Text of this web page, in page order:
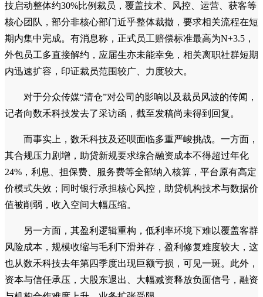
技启动整体约30%比例裁员，覆盖技术、风控、运营、获客等
核心团队，部分非核心部门近乎整体裁撤，要求相关流程在短
期内集中完成。有消息称，正式员工赔偿标准最高为N+3.5，
外包员工多直接解约，应届生亦未能幸免，相关离职社群短期
内迅速扩容，印证裁员范围较广、力度较大。
对于分众传媒“清仓”对公司的影响以及裁员风波的传闻，
记者向数禾科技发去了采访函，截至发稿尚未得到回复。
而事实上，数禾科技及还呗面临多重严峻挑战。一方面，
其合规压力剧增，助贷新规要求综合融资成本不得超过年化
24%，利息、担保费、服务费等全部纳入核算，平台原有高定
价模式失效；同时银行承担核心风控，助贷机构技术与数据价
值被削弱，收入空间大幅压缩。
另一方面，其盈利逻辑重构，低利率环境下难以覆盖客群
风险成本，规模收缩与毛利下滑并存，盈利修复难度较大，这
也从数禾科技去年第四季度出现巨额亏损，可见一斑。此外，
资本与信任承压，大股东退出、大幅减资释放负面信号，融资